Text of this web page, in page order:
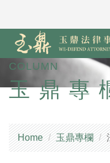
COLUMN
玉鼎專
Home 玉鼎專欄